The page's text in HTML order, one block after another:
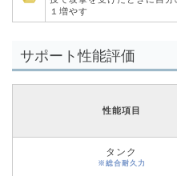
１増やす
サポート性能評価
性能項目
タンク
※総合耐久力